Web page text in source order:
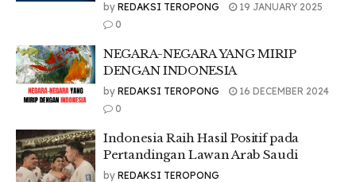
by REDAKSI TEROPONG
19 JANUARY 2025
0
NEGARA-NEGARA YANG MIRIP
DENGAN INDONESIA
by REDAKSI TEROPONG
16 DECEMBER 2024
0
Indonesia Raih Hasil Positif pada
Pertandingan Lawan Arab Saudi
by REDAKSI TEROPONG